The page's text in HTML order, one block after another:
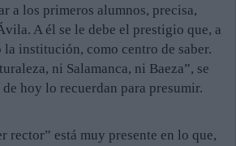
a los primeros alumnos, precisa,
A él se le debe el prestigio que, a
institución, como centro de saber.
ni Salamanca, ni Baeza”, se
hoy lo recuerdan para presumir.
rector” está muy presente en lo que,